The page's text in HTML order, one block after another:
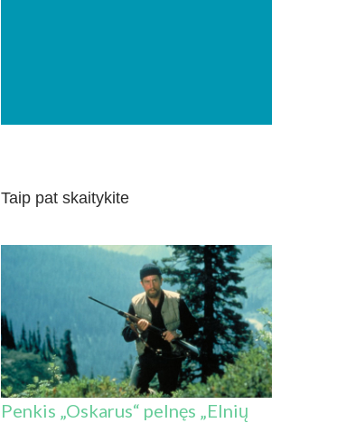
Taip pat skaitykite
Penkis „Oskarus“ pelnęs „Elnių